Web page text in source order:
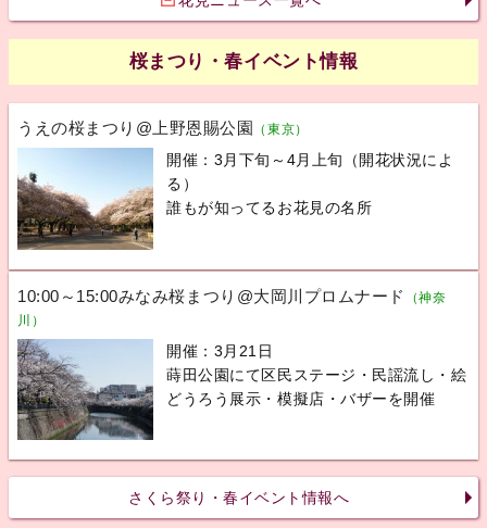
桜まつり・春イベント情報
うえの桜まつり@上野恩賜公園 （東京）
開催：3月下旬～4月上旬（開花状況によ
る）
誰もが知ってるお花見の名所
10:00～15:00みなみ桜まつり@大岡川プロムナード
（神奈
川）
開催：3月21日
蒔田公園にて区民ステージ・民謡流し・絵
どうろう展示・模擬店・バザーを開催
さくら祭り・春イベント情報へ